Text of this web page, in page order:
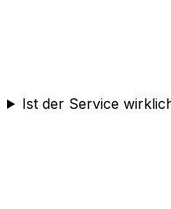
Ist der Service